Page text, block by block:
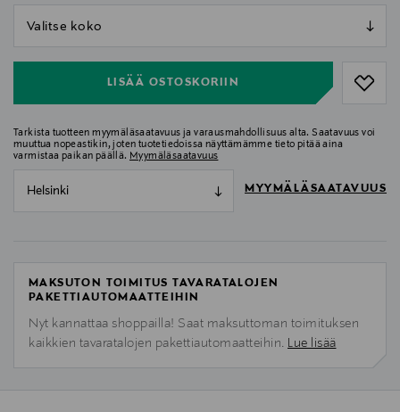
LISÄÄ OSTOSKORIIN
Tarkista tuotteen myymäläsaatavuus ja varausmahdollisuus alta. Saatavuus voi
muuttua nopeastikin, joten tuotetiedoissa näyttämämme tieto pitää aina
varmistaa paikan päällä. Myymäläsaatavuus
Helsinki MYYMÄLÄSAATAVUUS
MAKSUTON TOIMITUS TAVARATALOJEN
PAKETTIAUTOMAATTEIHIN
Nyt kannattaa shoppailla! Saat maksuttoman toimituksen
kaikkien tavaratalojen pakettiautomaatteihin. Lue lisää